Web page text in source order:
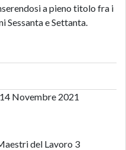
a pieno titolo fra i
Sessanta e Settanta.
Novembre 2021
del Lavoro 3